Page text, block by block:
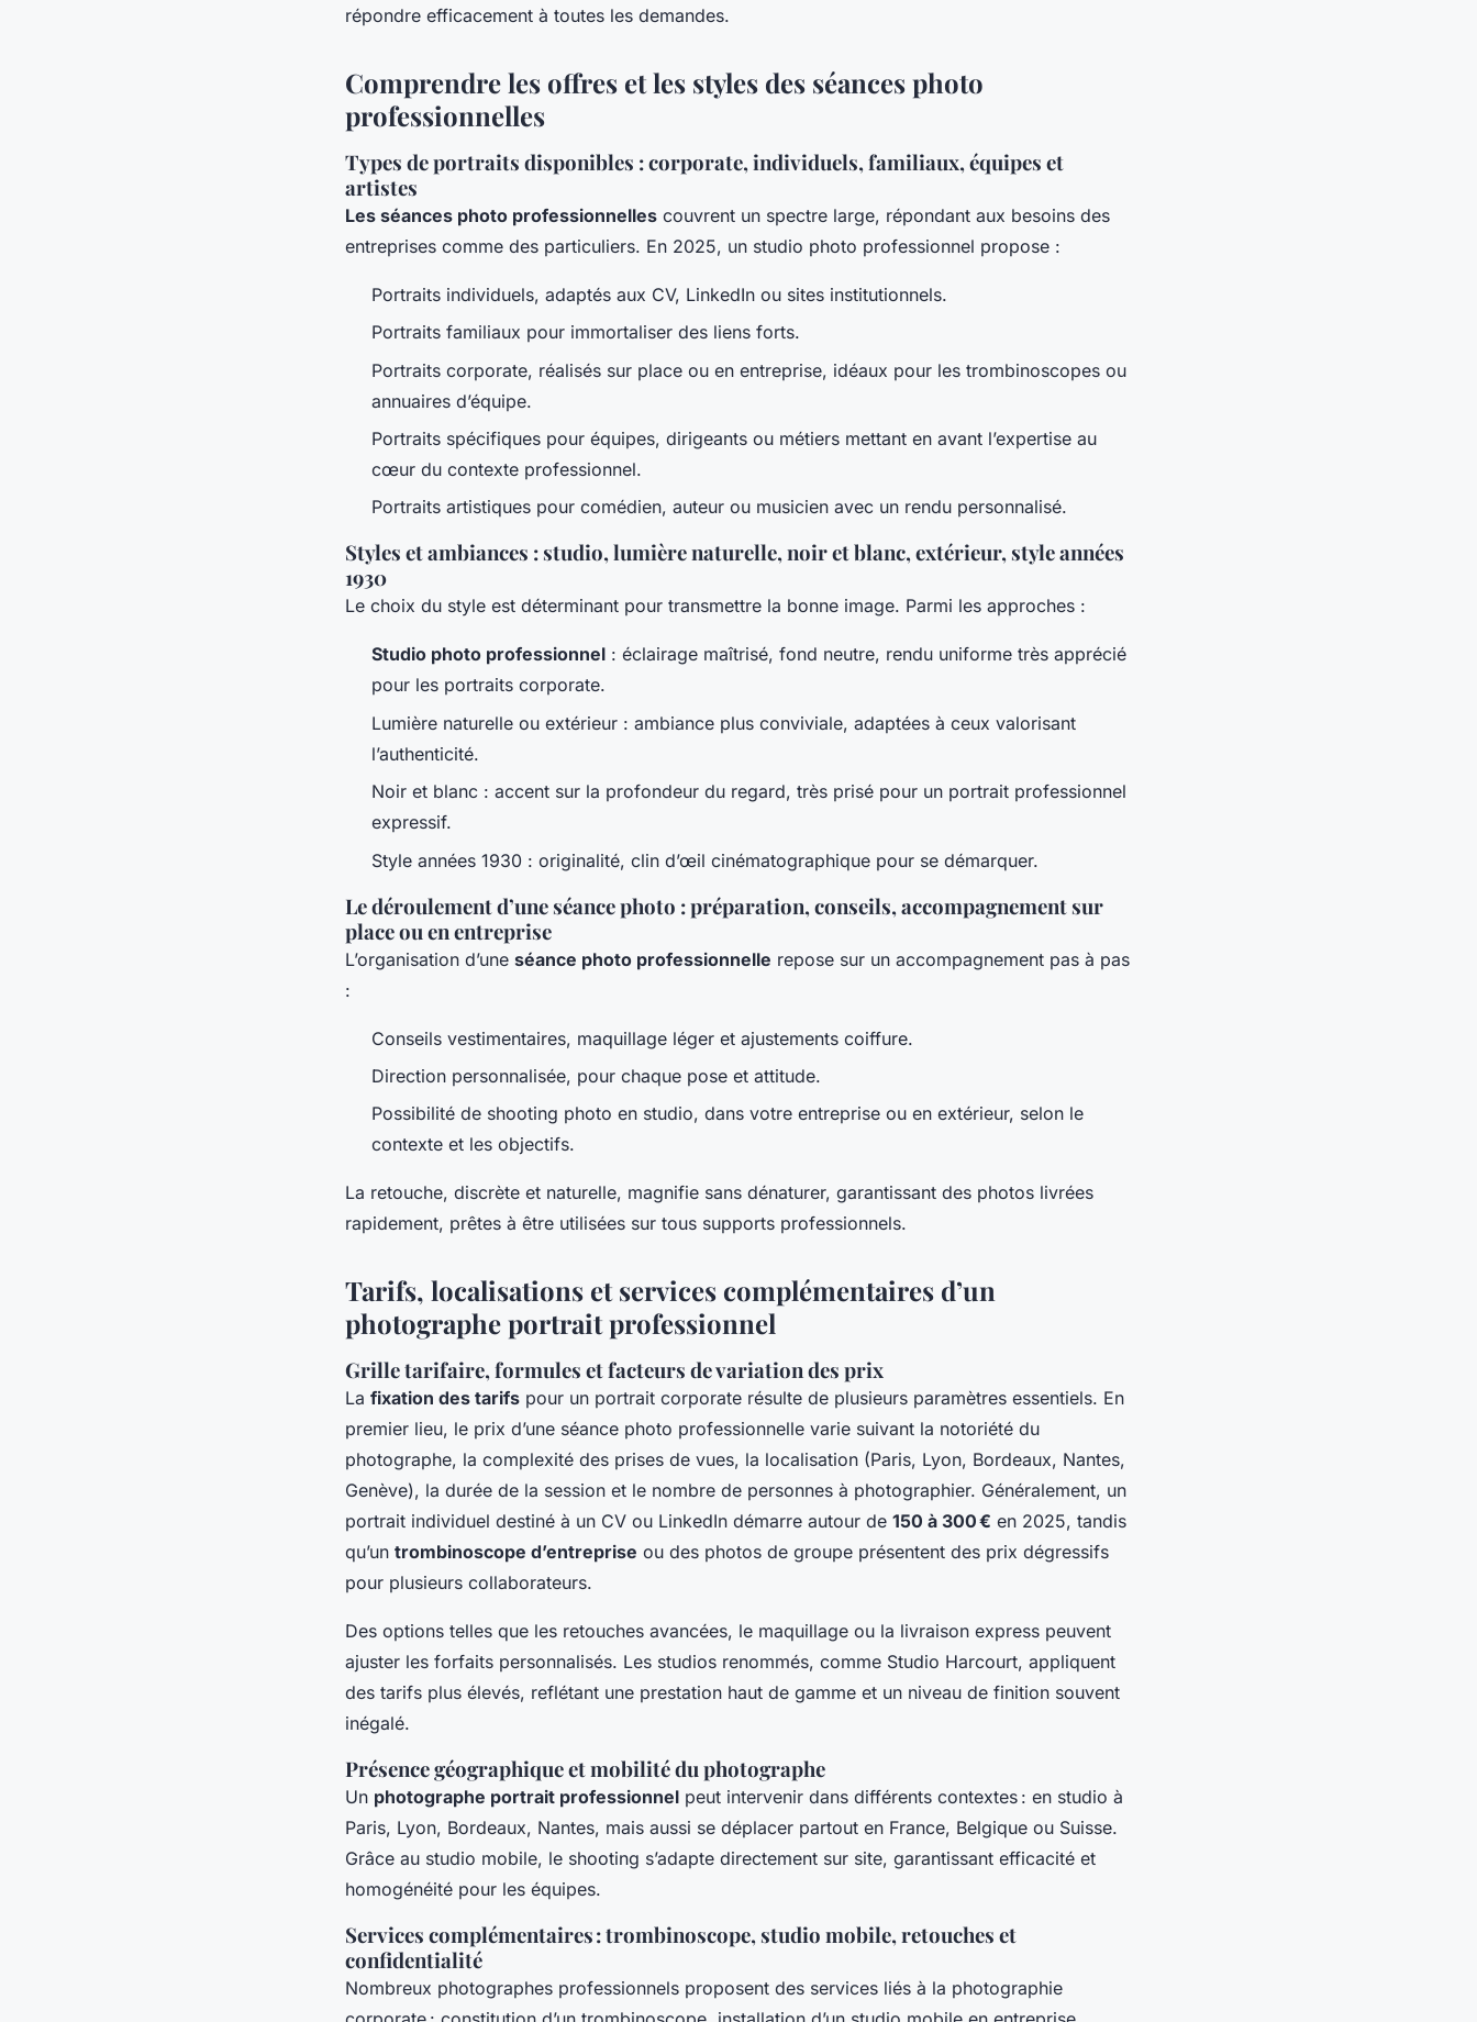
répondre efficacement à toutes les demandes.
Comprendre les offres et les styles des séances photo
professionnelles
Types de portraits disponibles : corporate, individuels, familiaux, équipes et
artistes
Les séances photo professionnelles couvrent un spectre large, répondant aux besoins des
entreprises comme des particuliers. En 2025, un studio photo professionnel propose :
Portraits individuels, adaptés aux CV, LinkedIn ou sites institutionnels.
Portraits familiaux pour immortaliser des liens forts.
Portraits corporate, réalisés sur place ou en entreprise, idéaux pour les trombinoscopes ou
annuaires d’équipe.
Portraits spécifiques pour équipes, dirigeants ou métiers mettant en avant l’expertise au
cœur du contexte professionnel.
Portraits artistiques pour comédien, auteur ou musicien avec un rendu personnalisé.
Styles et ambiances : studio, lumière naturelle, noir et blanc, extérieur, style années
1930
Le choix du style est déterminant pour transmettre la bonne image. Parmi les approches :
Studio photo professionnel : éclairage maîtrisé, fond neutre, rendu uniforme très apprécié
pour les portraits corporate.
Lumière naturelle ou extérieur : ambiance plus conviviale, adaptées à ceux valorisant
l’authenticité.
Noir et blanc : accent sur la profondeur du regard, très prisé pour un portrait professionnel
expressif.
Style années 1930 : originalité, clin d’œil cinématographique pour se démarquer.
Le déroulement d’une séance photo : préparation, conseils, accompagnement sur
place ou en entreprise
L’organisation d’une séance photo professionnelle repose sur un accompagnement pas à pas
:
Conseils vestimentaires, maquillage léger et ajustements coiffure.
Direction personnalisée, pour chaque pose et attitude.
Possibilité de shooting photo en studio, dans votre entreprise ou en extérieur, selon le
contexte et les objectifs.
La retouche, discrète et naturelle, magnifie sans dénaturer, garantissant des photos livrées
rapidement, prêtes à être utilisées sur tous supports professionnels.
Tarifs, localisations et services complémentaires d’un
photographe portrait professionnel
Grille tarifaire, formules et facteurs de variation des prix
La fixation des tarifs pour un portrait corporate résulte de plusieurs paramètres essentiels. En
premier lieu, le prix d’une séance photo professionnelle varie suivant la notoriété du
photographe, la complexité des prises de vues, la localisation (Paris, Lyon, Bordeaux, Nantes,
Genève), la durée de la session et le nombre de personnes à photographier. Généralement, un
portrait individuel destiné à un CV ou LinkedIn démarre autour de 150 à 300 € en 2025, tandis
qu’un trombinoscope d’entreprise ou des photos de groupe présentent des prix dégressifs
pour plusieurs collaborateurs.
Des options telles que les retouches avancées, le maquillage ou la livraison express peuvent
ajuster les forfaits personnalisés. Les studios renommés, comme Studio Harcourt, appliquent
des tarifs plus élevés, reflétant une prestation haut de gamme et un niveau de finition souvent
inégalé.
Présence géographique et mobilité du photographe
Un photographe portrait professionnel peut intervenir dans différents contextes : en studio à
Paris, Lyon, Bordeaux, Nantes, mais aussi se déplacer partout en France, Belgique ou Suisse.
Grâce au studio mobile, le shooting s’adapte directement sur site, garantissant efficacité et
homogénéité pour les équipes.
Services complémentaires : trombinoscope, studio mobile, retouches et
confidentialité
Nombreux photographes professionnels proposent des services liés à la photographie